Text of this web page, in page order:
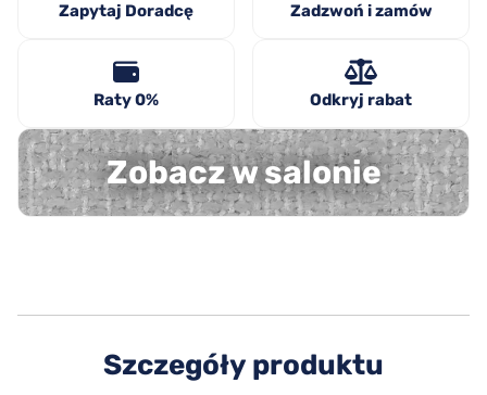
Zapytaj Doradcę Zadzwoń i zamów
Raty 0% Odkryj rabat
Zobacz w salonie
Szczegóły produktu